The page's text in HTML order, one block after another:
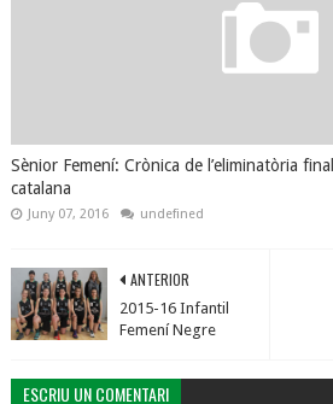
Sènior Femení: Crònica de l’eliminatòria
catalana
Juny 07, 2016 undefined
ANTERIOR
2015-16 Infantil
Femení Negre
ESCRIU UN COMENTARI